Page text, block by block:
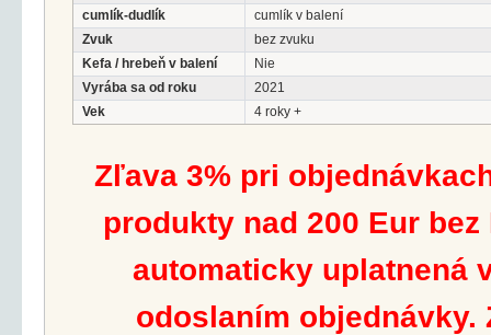
cumlík-dudlík
cumlík v balení
Zvuk
bez zvuku
Kefa / hrebeň v balení
Nie
Vyrába sa od roku
2021
Vek
4 roky +
Zľava 3% pri
produkty nad 200 Eur bez
automaticky uplatnená
odoslaním objednávky.